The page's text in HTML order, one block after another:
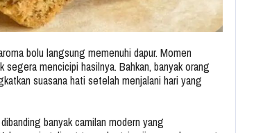
bolu langsung memenuhi dapur. Momen
mencicipi hasilnya. Bahkan, banyak orang
suasana hati setelah menjalani hari yang
banyak camilan modern yang